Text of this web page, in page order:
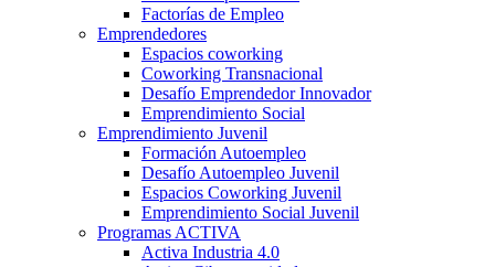
Factorías de Empleo
Emprendedores
Espacios coworking
Coworking Transnacional
Desafío Emprendedor Innovador
Emprendimiento Social
Emprendimiento Juvenil
Formación Autoempleo
Desafío Autoempleo Juvenil
Espacios Coworking Juvenil
Emprendimiento Social Juvenil
Programas ACTIVA
Activa Industria 4.0